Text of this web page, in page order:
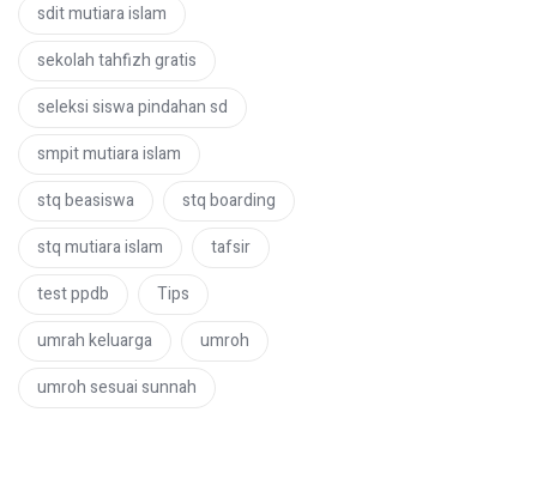
sdit mutiara islam
sekolah tahfizh gratis
seleksi siswa pindahan sd
smpit mutiara islam
stq beasiswa
stq boarding
stq mutiara islam
tafsir
test ppdb
Tips
umrah keluarga
umroh
umroh sesuai sunnah